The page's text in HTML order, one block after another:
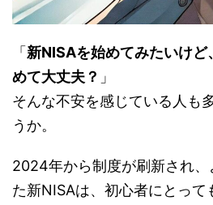
「 新NISAを始めてみたいけ
めて大丈夫？ 」
そんな不安を感じている人も
うか。
2024年から制度が刷新され、
た新NISAは、初心者にとって